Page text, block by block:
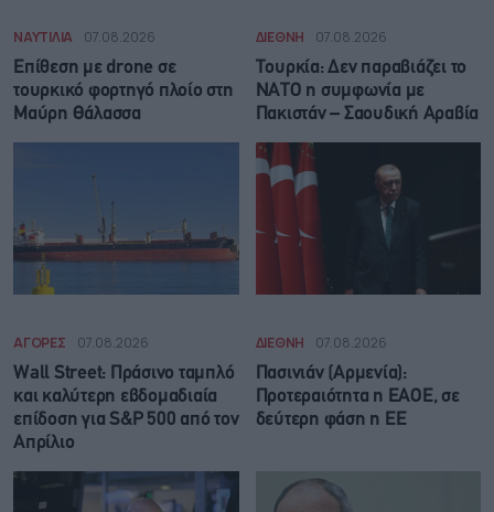
ΝΑΥΤΙΛΙΑ 07.08.2026
Επίθεση με drone σε
τουρκικό φορτηγό πλοίο στη
Μαύρη Θάλασσα
ΔΙΕΘΝΗ 07.08.2026
Τουρκία: Δεν παραβιάζει το
ΝΑΤΟ η συμφωνία με
Πακιστάν – Σαουδική Αραβία
ΑΓΟΡΕΣ 07.08.2026
Wall Street: Πράσινο ταμπλό
και καλύτερη εβδομαδιαία
επίδοση για S&P 500 από τον
Απρίλιο
ΔΙΕΘΝΗ 07.08.2026
Πασινιάν (Αρμενία):
Προτεραιότητα η ΕΑΟΕ, σε
δεύτερη φάση η ΕΕ